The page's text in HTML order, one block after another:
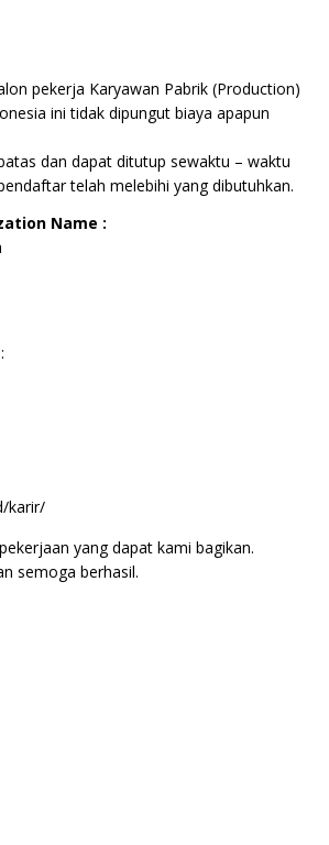
pekerja Karyawan Pabrik (Production)
ini tidak dipungut biaya apapun
dan dapat ditutup sewaktu – waktu
telah melebihi yang dibutuhkan.
Name :
:
karir/
yang dapat kami bagikan.
semoga berhasil.